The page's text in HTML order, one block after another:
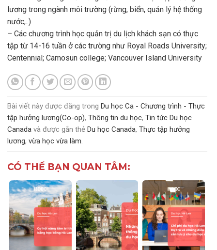
lương trong ngành môi trường (rừng, biển, quản lý hệ thống
nước,..)
– Các chương trình học quản trị du lịch khách sạn có thực
tập từ 14-16 tuần ở các trường như Royal Roads University;
Centennial; Camosun college; Vancouver Island University
Bài viết này được đăng trong Du học Ca - Chương trình - Thực
tập hưởng lương(Co-op), Thông tin du học, Tin tức Du học
Canada và được gắn thẻ Du học Canada, Thực tập hưởng
lương, vừa học vừa làm.
CÓ THỂ BẠN QUAN TÂM: